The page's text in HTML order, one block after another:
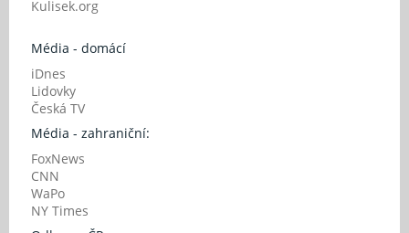
Kulisek.org
Média - domácí
iDnes
Lidovky
Česká TV
Média - zahraniční:
FoxNews
CNN
WaPo
NY Times